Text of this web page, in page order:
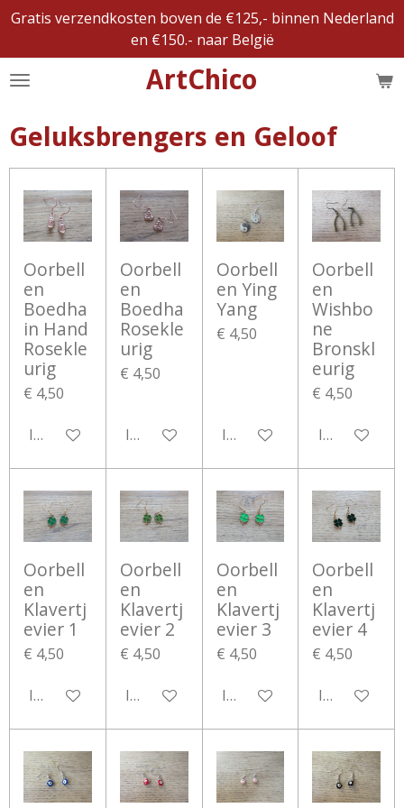
Ga
naar
de
ArtChico
Gratis verzendkosten boven de €125,- binnen Nederland
en €150.- naar België
Geluksbrengers en Geloof
Oorbell
en
Boedha
in Hand
Rosekle
urig
€ 4,50
In winkelwagen
Oorbell
en
Boedha
Rosekle
urig
€ 4,50
In winkelwagen
Oorbell
en Ying
Yang
€ 4,50
In winkelwagen
Oorbell
en
Wishbo
ne
Bronskl
eurig
€ 4,50
In
Oorbell
en
Klavertj
evier 1
€ 4,50
In winkelwagen
Oorbell
en
Klavertj
evier 2
€ 4,50
In winkelwagen
Oorbell
en
Klavertj
evier 3
€ 4,50
In winkelwagen
Oorbell
en
Klavertj
evier 4
€ 4,50
In